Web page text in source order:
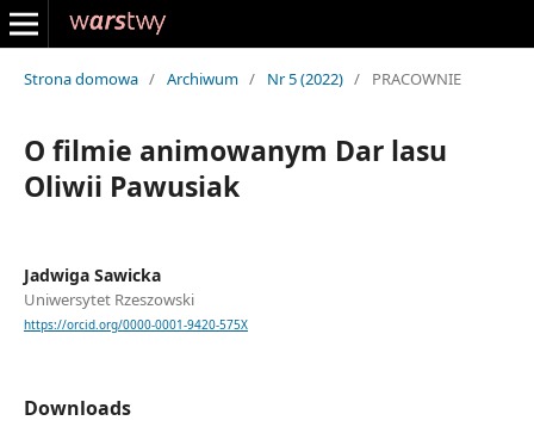
Strona domowa / Archiwum / Nr 5 (2022) / PRACOWNIE
O filmie animowanym Dar lasu
Oliwii Pawusiak
Jadwiga Sawicka
Uniwersytet Rzeszowski
https://orcid.org/0000-0001-9420-575X
Downloads